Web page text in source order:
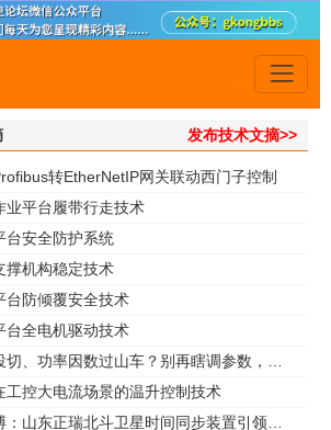
发布技术文摘>>
转EtherNetIP网关联动西门子控制
业平台履带行走技术
台安全防护系统
撑机构稳定技术
台防倾覆安全技术
台全电机驱动技术
工控大电流场景的温升控制技术